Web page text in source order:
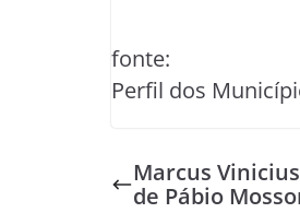
fonte:
Perfil dos
Marcus
de Pábio